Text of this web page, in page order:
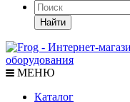
Найти
МЕНЮ
Каталог